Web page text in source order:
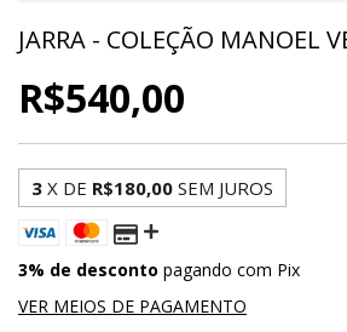
JARRA - COLEÇÃO MANOEL
R$540,00
3 X DE R$180,00 SEM JUROS
3% de desconto pagando com Pix
VER MEIOS DE PAGAMENTO